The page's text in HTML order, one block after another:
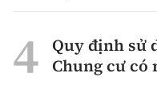
Quy định sử
Chung cư có